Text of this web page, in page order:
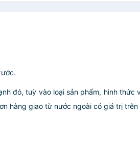
đó, tuỳ vào loại sản phẩm, hình
hàng giao từ nước ngoài có giá trị trên